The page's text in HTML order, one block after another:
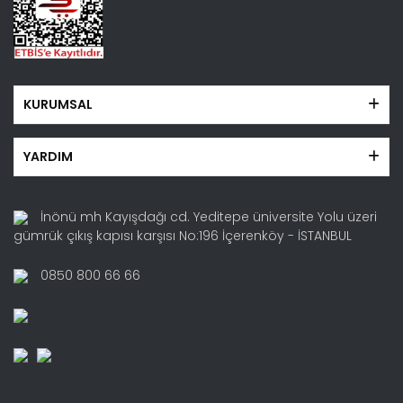
KURUMSAL
YARDIM
İnönü mh Kayışdağı cd. Yeditepe üniversite Yolu üzeri
gümrük çıkış kapısı karşısı No:196 İçerenköy - İSTANBUL
0850 800 66 66